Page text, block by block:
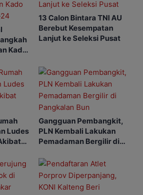
Kado
13 Calon Bintara TNI AU
Berebut Kesempatan
Lanjut ke Seleksi Pusat
Ludes
Gangguan Pembangkit,
PLN Kembali Lakukan
Pemadaman Bergilir di